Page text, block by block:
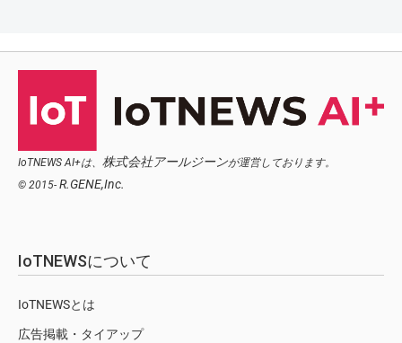
IoTNEWS AI+は、 株式会社アールジーンが運営しております。
© 2015- R.GENE,Inc.
IoTNEWSについて
IoTNEWSとは
広告掲載・タイアップ